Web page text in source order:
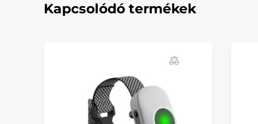
Kapcsolódó termékek